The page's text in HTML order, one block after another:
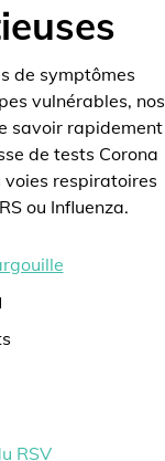
de symptômes
vulnérables, nos
savoir rapidement
de tests Corona
respiratoires
ou Influenza.